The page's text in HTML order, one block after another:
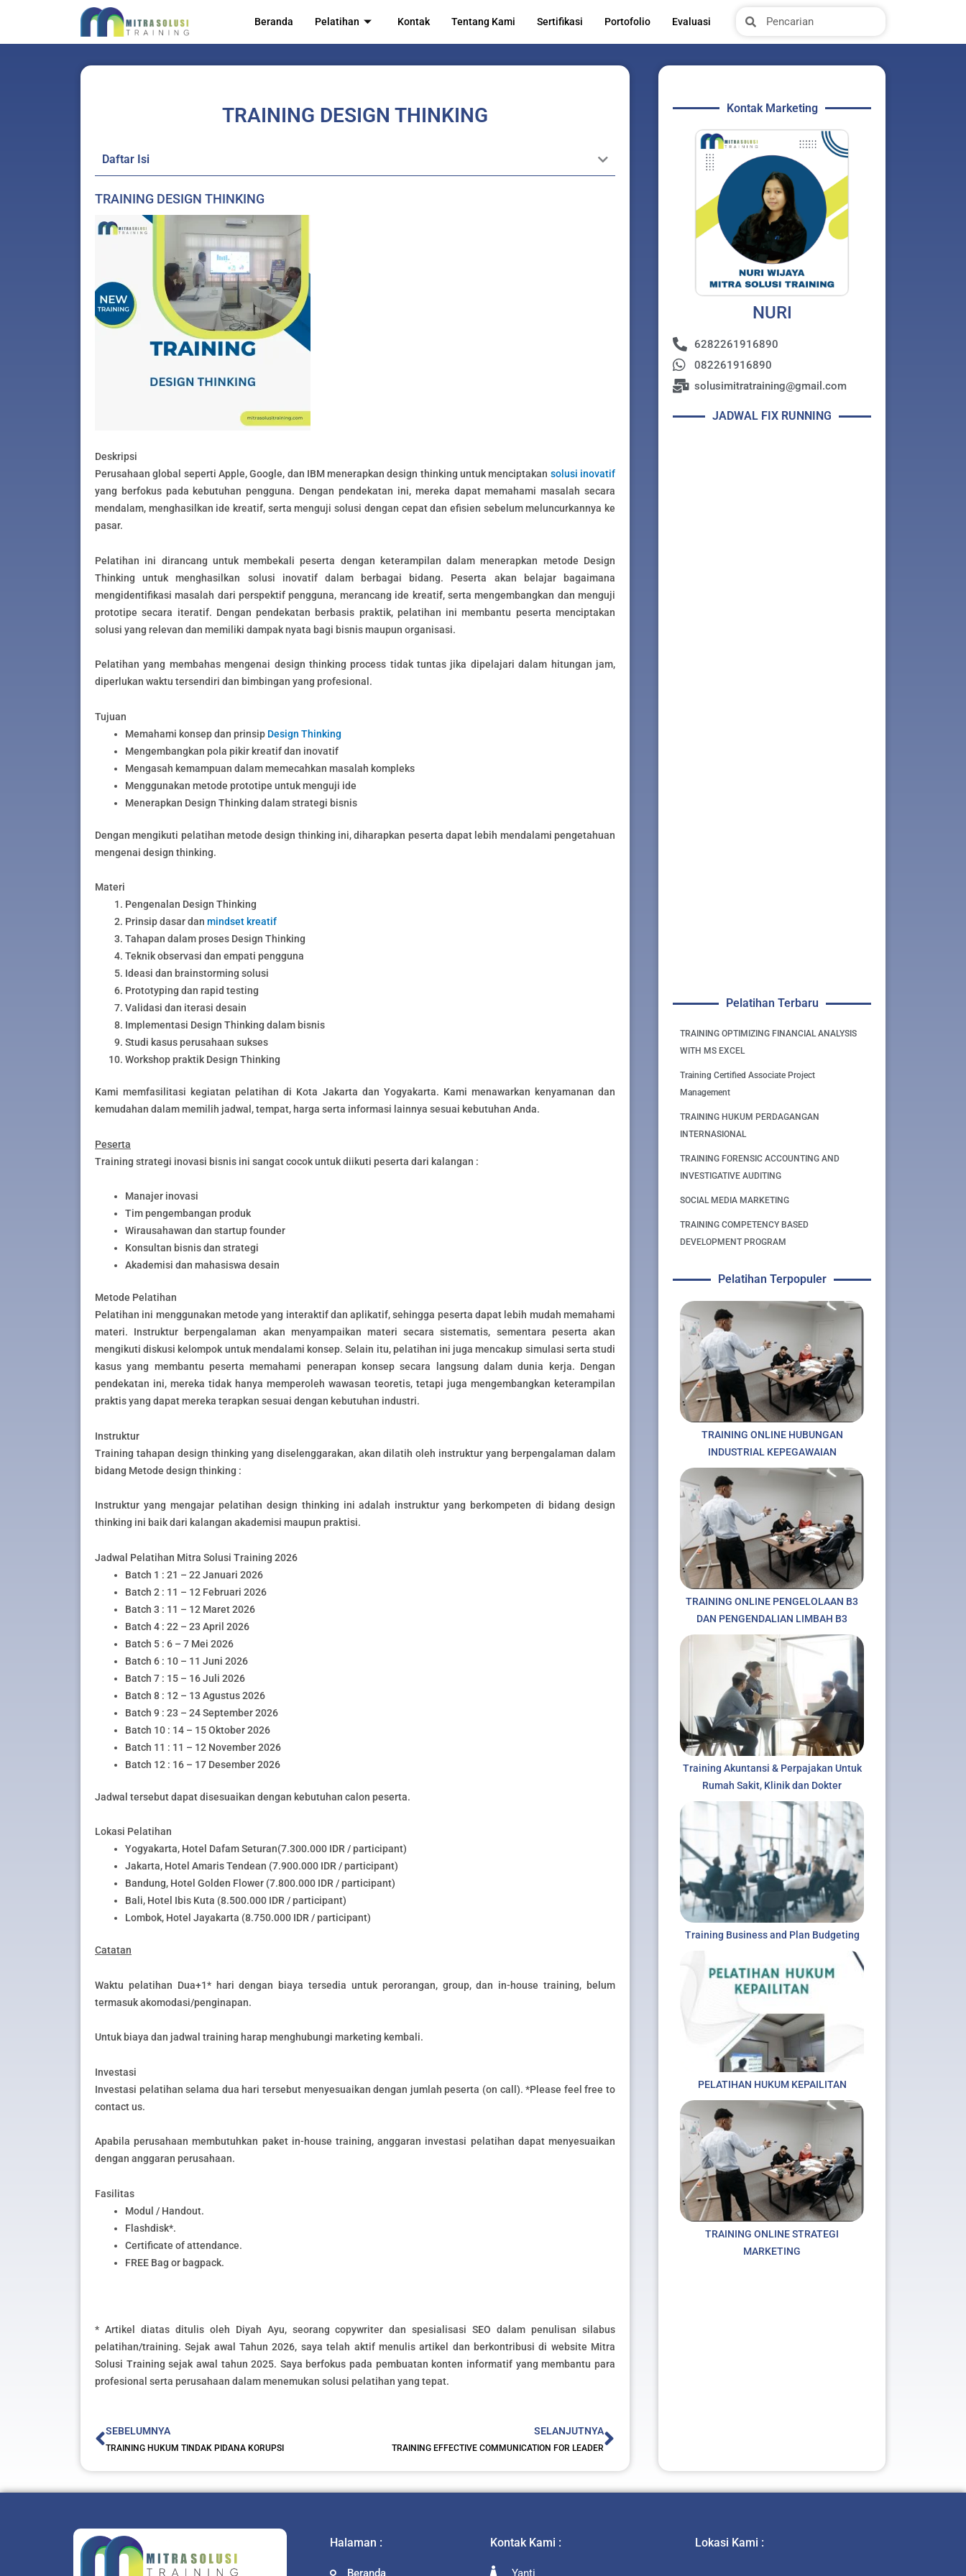
konten
Beranda Pelatihan Kontak Tentang Kami Sertifikasi Portofolio Evaluasi SearchSearch
TRAINING DESIGN THINKING
Daftar Isi
TRAINING DESIGN THINKING
Deskripsi
Perusahaan global seperti Apple, Google, dan IBM menerapkan design thinking untuk menciptakan solusi inovatif
yang berfokus pada kebutuhan pengguna. Dengan pendekatan ini, mereka dapat memahami masalah secara
mendalam, menghasilkan ide kreatif, serta menguji solusi dengan cepat dan efisien sebelum meluncurkannya ke
pasar.
Pelatihan ini dirancang untuk membekali peserta dengan keterampilan dalam menerapkan metode Design
Thinking untuk menghasilkan solusi inovatif dalam berbagai bidang. Peserta akan belajar bagaimana
mengidentifikasi masalah dari perspektif pengguna, merancang ide kreatif, serta mengembangkan dan menguji
prototipe secara iteratif. Dengan pendekatan berbasis praktik, pelatihan ini membantu peserta menciptakan
solusi yang relevan dan memiliki dampak nyata bagi bisnis maupun organisasi.
Pelatihan yang membahas mengenai design thinking process tidak tuntas jika dipelajari dalam hitungan jam,
diperlukan waktu tersendiri dan bimbingan yang profesional.
Tujuan
Memahami konsep dan prinsip Design Thinking
Mengembangkan pola pikir kreatif dan inovatif
Mengasah kemampuan dalam memecahkan masalah kompleks
Menggunakan metode prototipe untuk menguji ide
Menerapkan Design Thinking dalam strategi bisnis
Dengan mengikuti pelatihan metode design thinking ini, diharapkan peserta dapat lebih mendalami pengetahuan
mengenai design thinking.
Materi
Pengenalan Design Thinking
Prinsip dasar dan mindset kreatif
Tahapan dalam proses Design Thinking
Teknik observasi dan empati pengguna
Ideasi dan brainstorming solusi
Prototyping dan rapid testing
Validasi dan iterasi desain
Implementasi Design Thinking dalam bisnis
Studi kasus perusahaan sukses
Workshop praktik Design Thinking
Kami memfasilitasi kegiatan pelatihan di Kota Jakarta dan Yogyakarta. Kami menawarkan kenyamanan dan
kemudahan dalam memilih jadwal, tempat, harga serta informasi lainnya sesuai kebutuhan Anda.
Peserta
Training strategi inovasi bisnis ini sangat cocok untuk diikuti peserta dari kalangan :
Manajer inovasi
Tim pengembangan produk
Wirausahawan dan startup founder
Konsultan bisnis dan strategi
Akademisi dan mahasiswa desain
Metode Pelatihan
Pelatihan ini menggunakan metode yang interaktif dan aplikatif, sehingga peserta dapat lebih mudah memahami
materi. Instruktur berpengalaman akan menyampaikan materi secara sistematis, sementara peserta akan
mengikuti diskusi kelompok untuk mendalami konsep. Selain itu, pelatihan ini juga mencakup simulasi serta studi
kasus yang membantu peserta memahami penerapan konsep secara langsung dalam dunia kerja. Dengan
pendekatan ini, mereka tidak hanya memperoleh wawasan teoretis, tetapi juga mengembangkan keterampilan
praktis yang dapat mereka terapkan sesuai dengan kebutuhan industri.
Instruktur
Training tahapan design thinking yang diselenggarakan, akan dilatih oleh instruktur yang berpengalaman dalam
bidang Metode design thinking :
Instruktur yang mengajar pelatihan design thinking ini adalah instruktur yang berkompeten di bidang design
thinking ini baik dari kalangan akademisi maupun praktisi.
Jadwal Pelatihan Mitra Solusi Training 2026
Batch 1 : 21 – 22 Januari 2026
Batch 2 : 11 – 12 Februari 2026
Batch 3 : 11 – 12 Maret 2026
Batch 4 : 22 – 23 April 2026
Batch 5 : 6 – 7 Mei 2026
Batch 6 : 10 – 11 Juni 2026
Batch 7 : 15 – 16 Juli 2026
Batch 8 : 12 – 13 Agustus 2026
Batch 9 : 23 – 24 September 2026
Batch 10 : 14 – 15 Oktober 2026
Batch 11 : 11 – 12 November 2026
Batch 12 : 16 – 17 Desember 2026
Jadwal tersebut dapat disesuaikan dengan kebutuhan calon peserta.
Lokasi Pelatihan
Yogyakarta, Hotel Dafam Seturan(7.300.000 IDR / participant)
Jakarta, Hotel Amaris Tendean (7.900.000 IDR / participant)
Bandung, Hotel Golden Flower (7.800.000 IDR / participant)
Bali, Hotel Ibis Kuta (8.500.000 IDR / participant)
Lombok, Hotel Jayakarta (8.750.000 IDR / participant)
Catatan
Waktu pelatihan Dua+1* hari dengan biaya tersedia untuk perorangan, group, dan in-house training, belum
termasuk akomodasi/penginapan.
Untuk biaya dan jadwal training harap menghubungi marketing kembali.
Investasi
Investasi pelatihan selama dua hari tersebut menyesuaikan dengan jumlah peserta (on call). *Please feel free to
contact us.
Apabila perusahaan membutuhkan paket in-house training, anggaran investasi pelatihan dapat menyesuaikan
dengan anggaran perusahaan.
Fasilitas
Modul / Handout.
Flashdisk*.
Certificate of attendance.
FREE Bag or bagpack.
* Artikel diatas ditulis oleh Diyah Ayu, seorang copywriter dan spesialisasi SEO dalam penulisan silabus
pelatihan/training. Sejak awal Tahun 2026, saya telah aktif menulis artikel dan berkontribusi di website Mitra
Solusi Training sejak awal tahun 2025. Saya berfokus pada pembuatan konten informatif yang membantu para
profesional serta perusahaan dalam menemukan solusi pelatihan yang tepat.
Prev
SEBELUMNYA
TRAINING HUKUM TINDAK PIDANA KORUPSI
SELANJUTNYA
TRAINING EFFECTIVE COMMUNICATION FOR LEADER
Next
Kontak Marketing
NURI
6282261916890
082261916890
solusimitratraining@gmail.com
JADWAL FIX RUNNING
Pelatihan Terbaru
TRAINING OPTIMIZING FINANCIAL ANALYSIS
WITH MS EXCEL
Training Certified Associate Project
Management
TRAINING HUKUM PERDAGANGAN
INTERNASIONAL
TRAINING FORENSIC ACCOUNTING AND
INVESTIGATIVE AUDITING
SOCIAL MEDIA MARKETING
TRAINING COMPETENCY BASED
DEVELOPMENT PROGRAM
Pelatihan Terpopuler
TRAINING ONLINE HUBUNGAN
INDUSTRIAL KEPEGAWAIAN
TRAINING ONLINE PENGELOLAAN B3
DAN PENGENDALIAN LIMBAH B3
Training Akuntansi & Perpajakan Untuk
Rumah Sakit, Klinik dan Dokter
Training Business and Plan Budgeting
PELATIHAN HUKUM KEPAILITAN
TRAINING ONLINE STRATEGI
MARKETING
Halaman :
Beranda
Kontak Kami :
Yanti
Lokasi Kami :